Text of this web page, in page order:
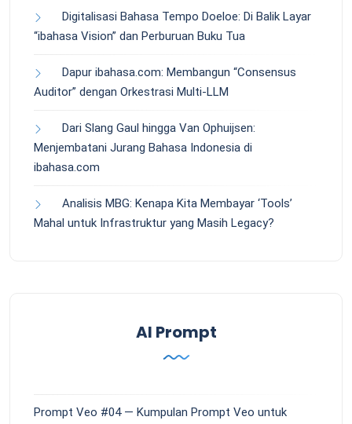
Digitalisasi Bahasa Tempo Doeloe: Di Balik Layar
“ibahasa Vision” dan Perburuan Buku Tua
Dapur ibahasa.com: Membangun “Consensus
Auditor” dengan Orkestrasi Multi-LLM
Dari Slang Gaul hingga Van Ophuijsen:
Menjembatani Jurang Bahasa Indonesia di
ibahasa.com
Analisis MBG: Kenapa Kita Membayar ‘Tools’
Mahal untuk Infrastruktur yang Masih Legacy?
AI Prompt
Prompt Veo #04 — Kumpulan Prompt Veo untuk